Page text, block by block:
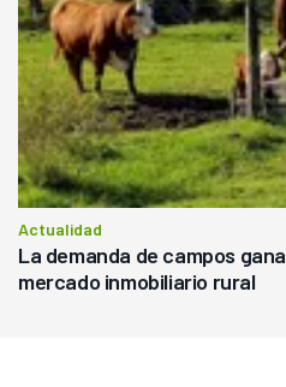
Actualidad
La demanda de campos
mercado inmobiliario rural